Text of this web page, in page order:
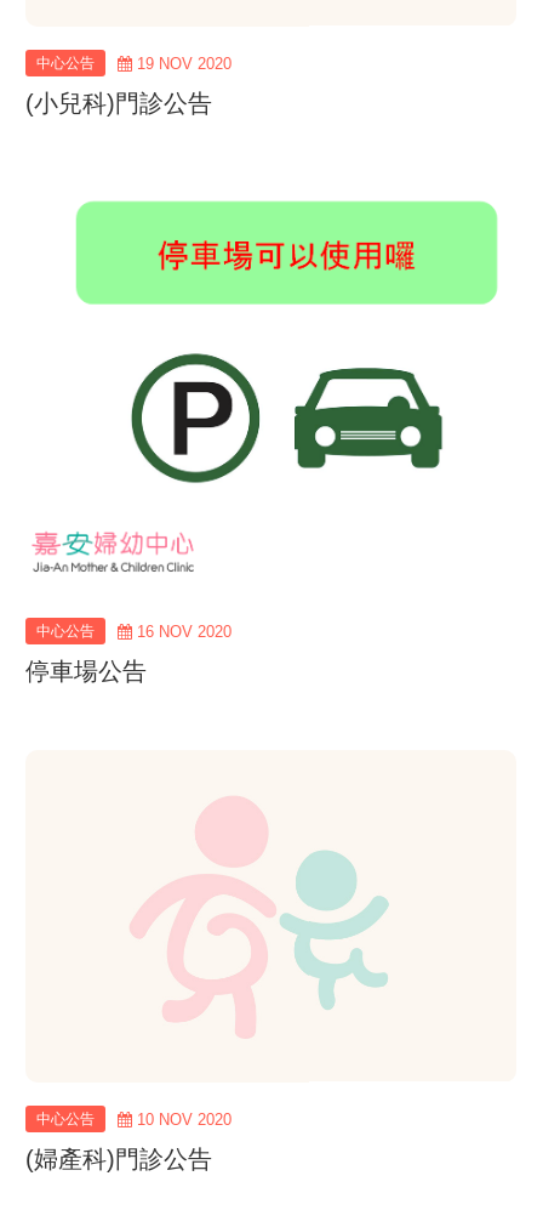
中心公告 19 NOV 2020
(小兒科)門診公告
more
中心公告 16 NOV 2020
停車場公告
view
more
中心公告 10 NOV 2020
(婦產科)門診公告